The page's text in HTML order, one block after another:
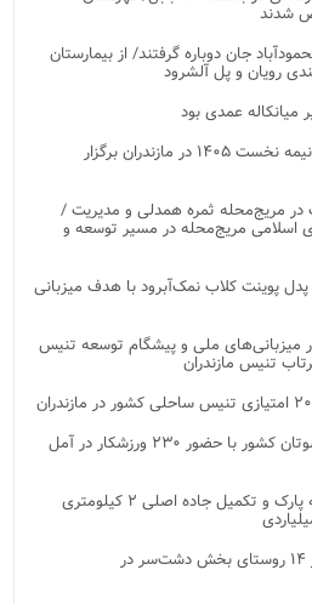
شدند
جان دوباره گرفتند/ از بیمارستان
رویان و پل آلشرود
رویدادهای شاخص هنری در نیمه نخست ۱۴۰۵ در مازندران برگزار
در مریج‌محله ثمره همدلی و مدیریت /
اسلامی مریج‌محله در مسیر توسعه و
پوینت کلاب نمک‌آبرود با هدف میزبانی
میزبانی‌های ملی و پیشگام توسعه تنیس
تنیس مازندران
رقابت‌های کشتی آزاد پیشکسوتان کشور با حضور ۲۳۰ ورزشکار در آمل
پایان پروژه نیمه‌تمام ۱۵ ساله پارک و تکمیل جاده اصلی ۲ کیلومتری
بازدید میدانی فرماندار آمل از ۱۴ روستای بخش دشت‌سر در